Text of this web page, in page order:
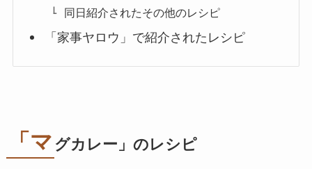
同日紹介されたその他のレシピ
「家事ヤロウ」で紹介されたレシピ
「マ グカレー」のレシピ